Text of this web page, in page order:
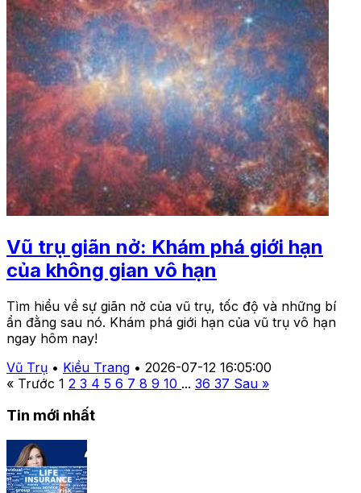
Vũ trụ giãn nở: Khám phá giới hạn
của không gian vô hạn
Tìm hiểu về sự giãn nở của vũ trụ, tốc độ và những bí
ẩn đằng sau nó. Khám phá giới hạn của vũ trụ vô hạn
ngay hôm nay!
Vũ Trụ • Kiều Trang • 2026-07-12 16:05:00
« Trước 1 2 3 4 5 6 7 8 9 10 ... 36 37 Sau »
Tin mới nhất